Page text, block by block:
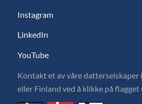
Instagram
LinkedIn
YouTube
Kontakt et av våre datterselskaper
eller Finland ved å klikke på flagget